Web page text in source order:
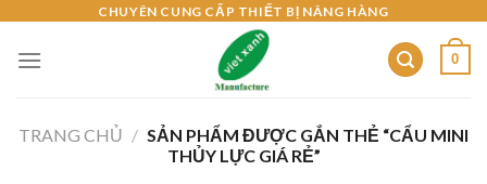
content
CHUYÊN CUNG CẤP THIẾT BỊ NÂNG HÀNG
0
TRANG CHỦ / SẢN PHẨM ĐƯỢC GẮN THẺ “CẨU MINI
THỦY LỰC GIÁ RẺ”